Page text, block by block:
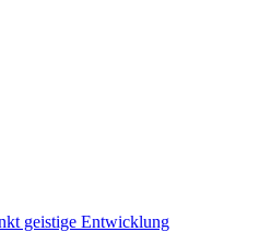
geistige Entwicklung